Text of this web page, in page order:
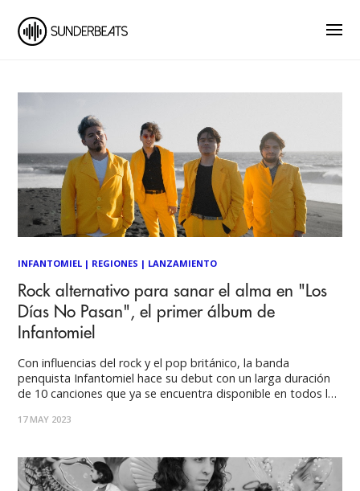
INFANTOMIEL | REGIONES | LANZAMIENTO
Rock alternativo para sanar el alma en "Los
Días No Pasan", el primer álbum de
Infantomiel
Con influencias del rock y el pop británico, la banda
penquista Infantomiel hace su debut con un larga duración
de 10 canciones que ya se encuentra disponible en todos los
Infantomiel estrena su primer disco "Los Días No Pasan", un
17 MAY 2023